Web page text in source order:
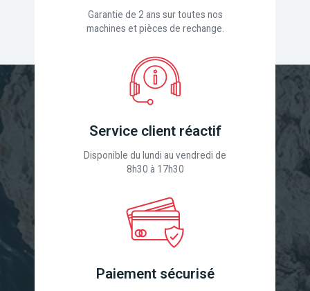
Garantie de 2 ans sur toutes nos
machines et pièces de rechange.
Service client réactif
Disponible du lundi au vendredi de
8h30 à 17h30
Paiement sécurisé